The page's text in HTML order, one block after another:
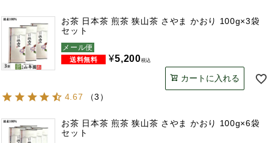
お茶 日本茶 煎茶 狭山茶 さやま かおり 100g×3袋
セット
メール便
¥5,200税込
カートに入れる
4.67
（3 ）
お茶 日本茶 煎茶 狭山茶 さやま かおり 100g×6袋
セット